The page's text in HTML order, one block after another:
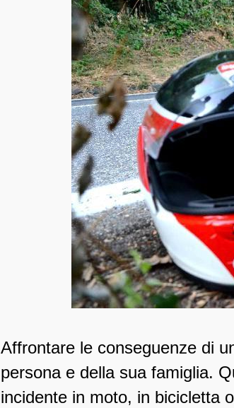
Affrontare le conseguenze di
persona e della sua famiglia.
incidente in moto, in bicicletta